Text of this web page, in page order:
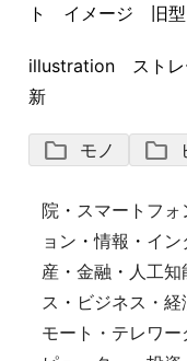
ト イメージ 旧
illustration スト
新
folder モノ folder
院 ・ スマートフォ
ョン ・情報 ・ イン
産・ 金融 ・ 人工
ス ・ ビジネス・経
モート・テレワー